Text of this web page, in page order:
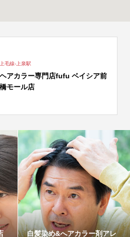
上毛線-上泉駅
ヘアカラー専門店fufu ベイシア前
橋モール店
白髪染め&へアカラー剤アレ